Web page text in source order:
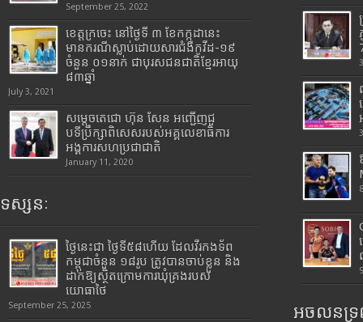
September 25, 2022
ខេត្តក្រចេះ នៅថ្ងៃទី ៣ ខែកក្កដានេះ
មានករណីស្លាប់ដោយសារជំងឺកូវីដ-១៩
ចំនួន ០១នាក់ ជាបុរសជនជាតិខ្មែរអាយុ
៨៣ឆ្នាំ
July 3, 2021
សម្តេចតេជោ ហ៊ុន សែន អញ្ជើញជួ
បទីប្រឹក្សាពិសេសរបស់អគ្គលេខាធិការ
អង្គការសហប្រជាជាតិ
January 11, 2020
ទស្សនៈ
ថ្ងៃនេះជា ថ្ងៃទី៥៨ហើយ ដែលវីរកងទ័ព
កម្ពុជាចំនួន ១៨រូប ត្រូវបានចាប់ខ្លួន និង
ដាក់ឱ្យស្ថិតក្រោមការឃុំគ្រងរបស់
យោធាថៃ
September 25, 2025 អចលនទ្រ